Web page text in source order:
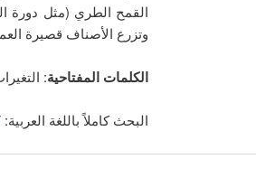
القمح الطري (مثل دورة
وتزرع الأصناف قصيرة
الكلمات المفتاحية:
البحث كاملاً باللغة العربية: